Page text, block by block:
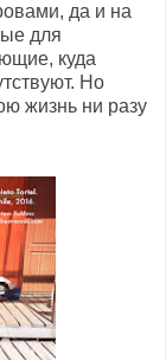
да и на
для
куда
Но
жизнь ни разу